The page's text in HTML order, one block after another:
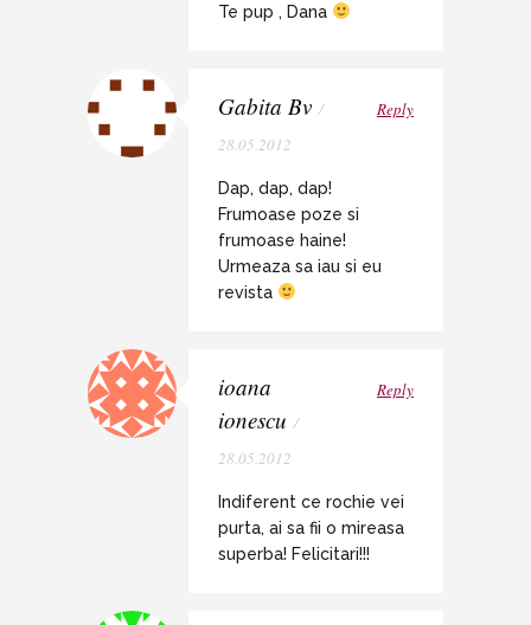
Te pup , Dana
Gabita Bv /
28.05.2012
Reply
Dap, dap, dap!
Frumoase poze si
frumoase haine!
Urmeaza sa iau si eu
revista
ioana
ionescu /
28.05.2012
Reply
Indiferent ce rochie vei
purta, ai sa fii o mireasa
superba! Felicitari!!!